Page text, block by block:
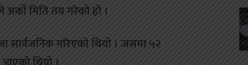
मिति तय गरेको हो ।
सार्वजनिक गरिएको थियो । जसमा ५२